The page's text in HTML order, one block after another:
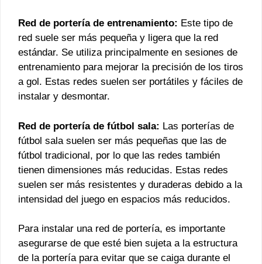
Red de portería de entrenamiento: Este tipo de
red suele ser más pequeña y ligera que la red
estándar. Se utiliza principalmente en sesiones de
entrenamiento para mejorar la precisión de los tiros
a gol. Estas redes suelen ser portátiles y fáciles de
instalar y desmontar.
Red de portería de fútbol sala: Las porterías de
fútbol sala suelen ser más pequeñas que las de
fútbol tradicional, por lo que las redes también
tienen dimensiones más reducidas. Estas redes
suelen ser más resistentes y duraderas debido a la
intensidad del juego en espacios más reducidos.
Para instalar una red de portería, es importante
asegurarse de que esté bien sujeta a la estructura
de la portería para evitar que se caiga durante el